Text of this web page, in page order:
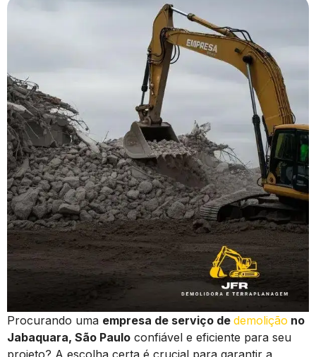
Procurando uma empresa de serviço de demolição no
Jabaquara, São Paulo confiável e eficiente para seu
projeto? A escolha certa é crucial para garantir a